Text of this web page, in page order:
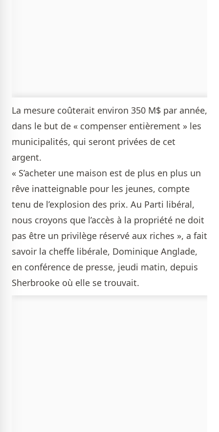
La mesure coûterait environ 350 M$ par année,
dans le but de « compenser entièrement » les
municipalités, qui seront privées de cet
argent.
« S’acheter une maison est de plus en plus un
rêve inatteignable pour les jeunes, compte
tenu de l’explosion des prix. Au Parti libéral,
nous croyons que l’accès à la propriété ne doit
pas être un privilège réservé aux riches », a fait
savoir la cheffe libérale, Dominique Anglade,
en conférence de presse, jeudi matin, depuis
Sherbrooke où elle se trouvait.